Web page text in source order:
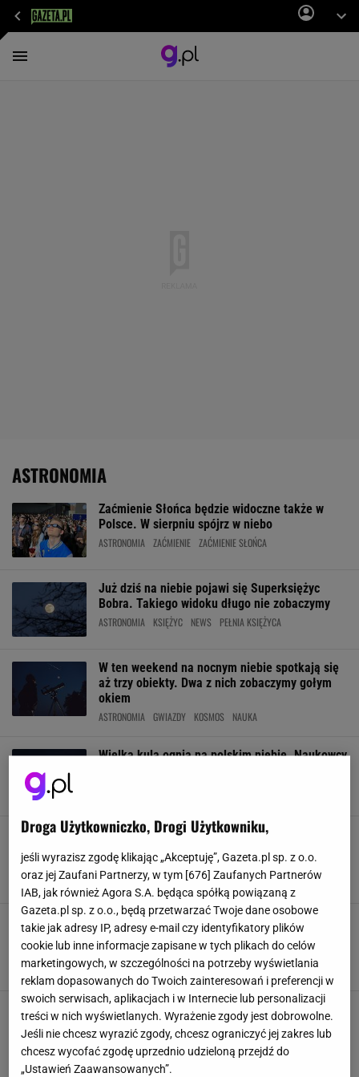
ASTRONOMIA
Zaćmienie Słońca będzie widoczne także w
Polsce. W sierpniu spójrz w niebo
ASTRONOMIA ZAĆMIENIE ZAĆMIENIE SŁOŃCA
Już dziś na niebie pojawi się Superksiężyc
Bobra. Takiego widoku długo nie zobaczymy
ASTRONOMIA KSIĘŻYC NEWS PEŁNIA KSIĘŻYCA
W ten weekend na nocnym niebie spotkają się
aż trzy obiekty. Dwa z nich zobaczymy gołym
okiem
ASTRONOMIA GWIAZDY KOSMOS NAUKA
Wielka kula ognia na polskim niebie. Naukowcy
Ciekawostka dla fotografów, ogrodników, a
nawet duchownych. Wszystko, co warto
wiedzieć o fazach Księżyca
ASTROLOGIA ASTRONOMIA FAZY KSIĘŻYCA KOSMOS
Po 7 latach znów go zobaczymy. Całkowite
zaćmienie Księżyca odbędzie się już w tym
tygodniu
ASTRONOMIA GWIAZDY KSIĘŻYC NEWS
31 lat temu w Polsce spadł wyjątkowy
meteoryt. Ważył ponad 15 kg. Krążył w
kosmosie przez 70 mln lat
ASTRONOMIA CIEKAWOSTKI HISTORIA METEORYT
Droga Użytkowniczko, Drogi Użytkowniku,
jeśli wyrazisz zgodę klikając „Akceptuję”, Gazeta.pl sp. z o.o.
oraz jej Zaufani Partnerzy, w tym [676] Zaufanych Partnerów
IAB, jak również Agora S.A. będąca spółką powiązaną z
Gazeta.pl sp. z o.o., będą przetwarzać Twoje dane osobowe
takie jak adresy IP, adresy e-mail czy identyfikatory plików
cookie lub inne informacje zapisane w tych plikach do celów
marketingowych, w szczególności na potrzeby wyświetlania
reklam dopasowanych do Twoich zainteresowań i preferencji w
swoich serwisach, aplikacjach i w Internecie lub personalizacji
treści w nich wyświetlanych. Wyrażenie zgody jest dobrowolne.
Jeśli nie chcesz wyrazić zgody, chcesz ograniczyć jej zakres lub
chcesz wycofać zgodę uprzednio udzieloną przejdź do
„Ustawień Zaawansowanych”.